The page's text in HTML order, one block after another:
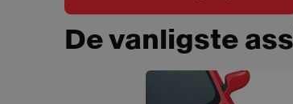
De vanligste